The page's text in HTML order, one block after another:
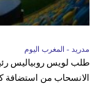
مدريد - المغرب اليوم
طلب لويس روبياليس